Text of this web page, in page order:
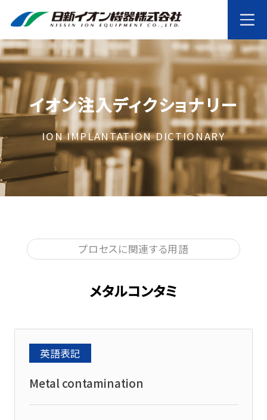
イオン注入ディクショナリー
ION IMPLANTATION DICTIONARY
プロセスに関連する用語
メタルコンタミ
英語表記
Metal contamination